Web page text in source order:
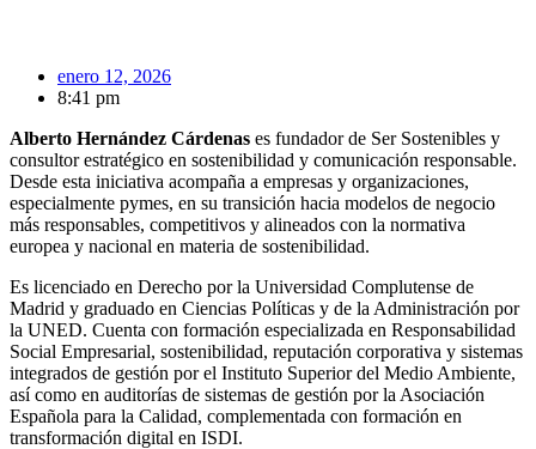
enero 12, 2026
8:41 pm
Alberto Hernández Cárdenas es fundador de Ser Sostenibles y
consultor estratégico en sostenibilidad y comunicación responsable.
Desde esta iniciativa acompaña a empresas y organizaciones,
especialmente pymes, en su transición hacia modelos de negocio
más responsables, competitivos y alineados con la normativa
europea y nacional en materia de sostenibilidad.
Es licenciado en Derecho por la Universidad Complutense de
Madrid y graduado en Ciencias Políticas y de la Administración por
la UNED. Cuenta con formación especializada en Responsabilidad
Social Empresarial, sostenibilidad, reputación corporativa y sistemas
integrados de gestión por el Instituto Superior del Medio Ambiente,
así como en auditorías de sistemas de gestión por la Asociación
Española para la Calidad, complementada con formación en
transformación digital en ISDI.